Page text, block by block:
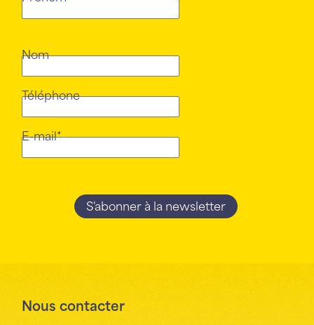
Nom
Téléphone
E-mail*
Nous contacter